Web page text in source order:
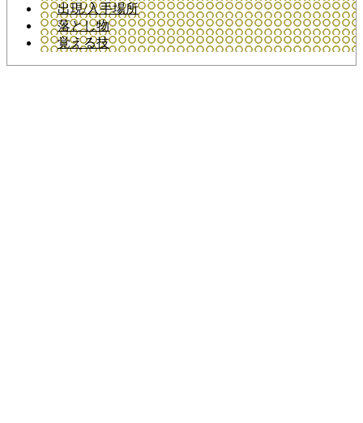
出現/入手場所
落とし物
覚える技